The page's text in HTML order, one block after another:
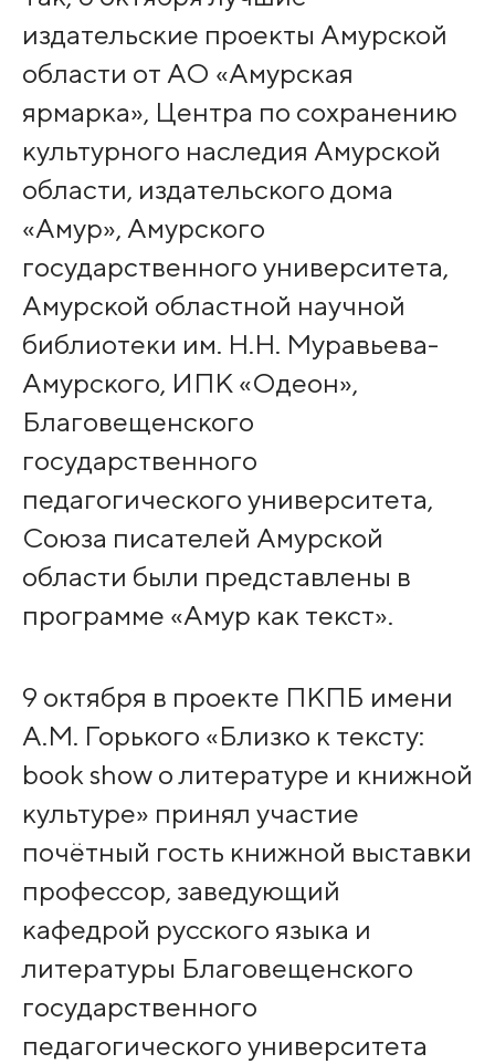
издательские проекты Амурской
области от АО «Амурская
ярмарка», Центра по сохранению
культурного наследия Амурской
области, издательского дома
«Амур», Амурского
государственного университета,
Амурской областной научной
библиотеки им. Н.Н. Муравьева-
Амурского, ИПК «Одеон»,
Благовещенского
государственного
педагогического университета,
Союза писателей Амурской
области были представлены в
программе «Амур как текст».
9 октября в проекте ПКПБ имени
А.М. Горького «Близко к тексту:
book show о литературе и книжной
культуре» принял участие
почётный гость книжной выставки
профессор, заведующий
кафедрой русского языка и
литературы Благовещенского
государственного
педагогического университета